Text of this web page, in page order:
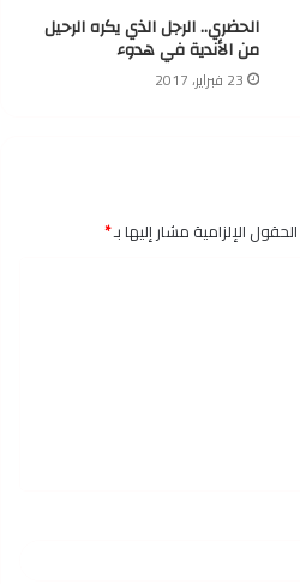
الحضري.. الرجل الذي يكره الرحيل
من الأندية في هدوء
23 فبراير، 2017
الحقول الإلزامية مشار إليها بـ*